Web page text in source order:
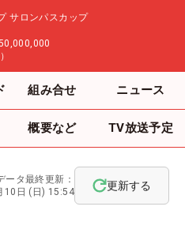
サロンパスカップ
組み合せ ニュース
概要など TV放送予定
ータ最終更新：
10日 (日) 15:54
更新する